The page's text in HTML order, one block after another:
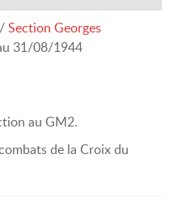
Section Georges
31/08/1944
au GM2.
de la Croix du